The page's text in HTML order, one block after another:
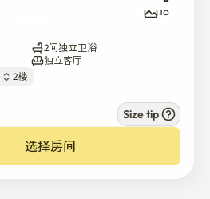
以便您的使用。
私人住宿 #海滩生活 #釜山度假
季别墅
16
2间独立卫浴
独立客厅
2楼
Size tip